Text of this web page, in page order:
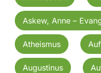
Askew, Anne –
Atheismus
Augustinus